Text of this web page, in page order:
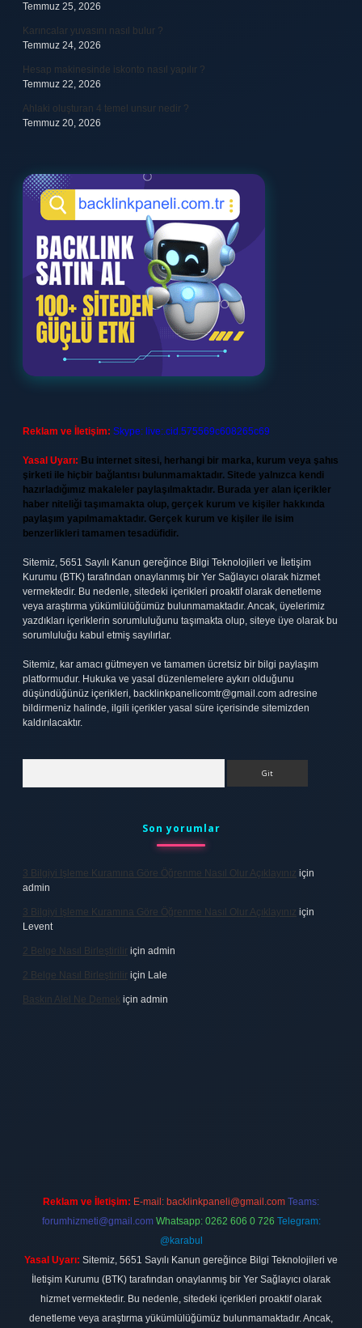
Temmuz 25, 2026
Karıncalar yuvasını nasıl bulur ?
Temmuz 24, 2026
Hesap makinesinde iskonto nasıl yapılır ?
Temmuz 22, 2026
Ahlaki oluşturan 4 temel unsur nedir ?
Temmuz 20, 2026
Reklam ve İletişim: Skype: live:.cid.575569c608265c69
Yasal Uyarı: Bu internet sitesi, herhangi bir marka, kurum veya şahıs
şirketi ile hiçbir bağlantısı bulunmamaktadır. Sitede yalnızca kendi
hazırladığımız makaleler paylaşılmaktadır. Burada yer alan içerikler
haber niteliği taşımamakta olup, gerçek kurum ve kişiler hakkında
paylaşım yapılmamaktadır. Gerçek kurum ve kişiler ile isim
benzerlikleri tamamen tesadüfidir.
Sitemiz, 5651 Sayılı Kanun gereğince Bilgi Teknolojileri ve İletişim
Kurumu (BTK) tarafından onaylanmış bir Yer Sağlayıcı olarak hizmet
vermektedir. Bu nedenle, sitedeki içerikleri proaktif olarak denetleme
veya araştırma yükümlülüğümüz bulunmamaktadır. Ancak, üyelerimiz
yazdıkları içeriklerin sorumluluğunu taşımakta olup, siteye üye olarak bu
sorumluluğu kabul etmiş sayılırlar.
Sitemiz, kar amacı gütmeyen ve tamamen ücretsiz bir bilgi paylaşım
platformudur. Hukuka ve yasal düzenlemelere aykırı olduğunu
düşündüğünüz içerikleri, backlinkpanelicomtr@gmail.com adresine
bildirmeniz halinde, ilgili içerikler yasal süre içerisinde sitemizden
kaldırılacaktır.
Son yorumlar
3 Bilgiyi Işleme Kuramına Göre Öğrenme Nasıl Olur Açıklayınız için
admin
3 Bilgiyi Işleme Kuramına Göre Öğrenme Nasıl Olur Açıklayınız için
Levent
2 Belge Nasıl Birleştirilir için admin
2 Belge Nasıl Birleştirilir için Lale
Baskın Alel Ne Demek için admin
Reklam ve İletişim: E-mail: backlinkpaneli@gmail.com Teams:
forumhizmeti@gmail.com Whatsapp: 0262 606 0 726 Telegram:
@karabul
Yasal Uyarı: Sitemiz, 5651 Sayılı Kanun gereğince Bilgi Teknolojileri ve
İletişim Kurumu (BTK) tarafından onaylanmış bir Yer Sağlayıcı olarak
hizmet vermektedir. Bu nedenle, sitedeki içerikleri proaktif olarak
denetleme veya araştırma yükümlülüğümüz bulunmamaktadır. Ancak,